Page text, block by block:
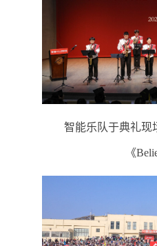
智能乐队于典礼现
《